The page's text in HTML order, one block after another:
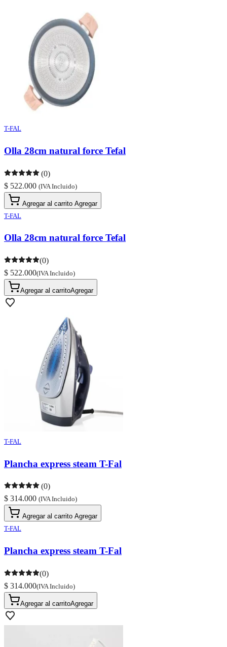
T-FAL
Olla 28cm natural force Tefal
(0)
$ 522.000 (IVA Incluido)
Agregar al carrito Agregar
T-FAL
Olla 28cm natural force Tefal
(0)
$ 522.000(IVA Incluido)
Agregar al carritoAgregar
T-FAL
Plancha express steam T-Fal
(0)
$ 314.000 (IVA Incluido)
Agregar al carrito Agregar
T-FAL
Plancha express steam T-Fal
(0)
$ 314.000(IVA Incluido)
Agregar al carritoAgregar